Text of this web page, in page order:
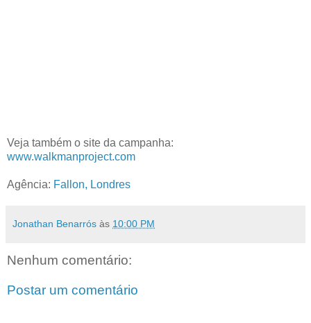
Veja também o site da campanha:
www.walkmanproject.com
Agência: Fallon, Londres
Jonathan Benarrós às 10:00 PM
Nenhum comentário:
Postar um comentário